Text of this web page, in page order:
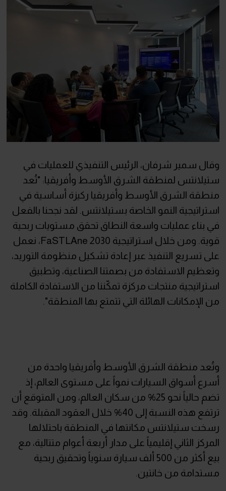
وقال سمير شرفان، الرئيس التنفيذي للعمليات في
ستيلانتس لمنطقة الشرق الأوسط وأفريقيا: "تُعد
منطقة الشرق الأوسط وأفريقيا ركيزة أساسية في
استراتيجية النمو الخاصة بستيلانتس. لقد نجحنا بالفعل
في بناء عمليات واسعة النطاق تحقق مستويات ربحية
قوية. ومن خلال استراتيجية FaSTLAne 2030، نعمل
على تسريع التنفيذ عبر إعادة تشكيل منظومة التوريد،
وتعظيم الاستفادة من بصمتنا الصناعية، وتطبيق
استراتيجية منتجات مركزة تمكّننا من الاستفادة الكاملة
من الإمكانات الهائلة التي تتمتع بها المنطقة".
وتُعد منطقة الشرق الأوسط وأفريقيا واحدة من
أسرع أسواق السيارات نمواً على مستوى العالم، إذ
تضم حالياً نحو 25% من سكان العالم، ومن المتوقع أن
ترتفع هذه النسبة إلى 40% خلال العقود المقبلة. وقد
رسخت ستيلانتس مكانتها في المنطقة باحتلالها
المركز الثاني إقليمياً على مدار أربعة أعوام متتالية، مع
بيع أكثر من 500 ألف سيارة سنوياً وتحقيق ربحية
مستدامة من خانتين.